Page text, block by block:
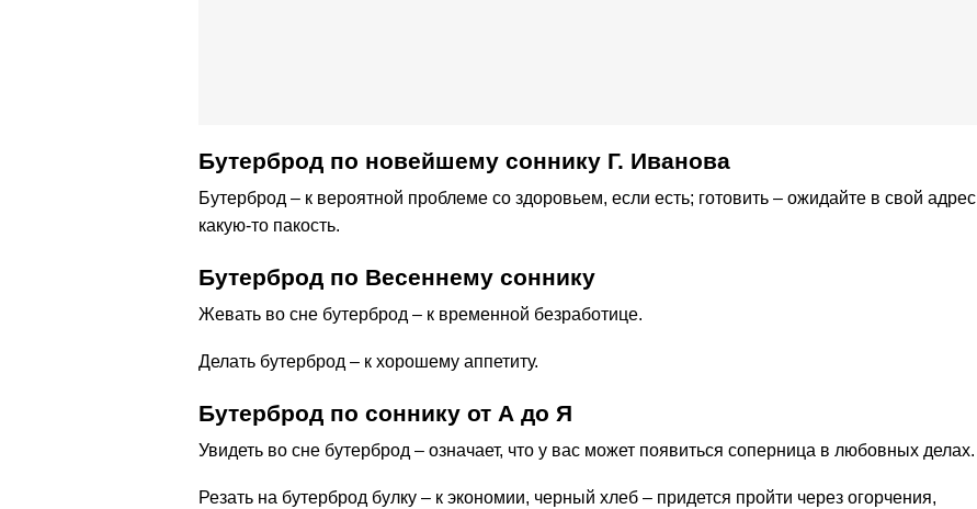
Бутерброд по новейшему соннику Г. Иванова
Бутерброд – к вероятной проблеме со здоровьем, если есть; готовить – ожидайте в свой адрес
какую-то пакость.
Бутерброд по Весеннему соннику
Жевать во сне бутерброд – к временной безработице.
Делать бутерброд – к хорошему аппетиту.
Бутерброд по соннику от А до Я
Увидеть во сне бутерброд – означает, что у вас может появиться соперница в любовных делах.
Резать на бутерброд булку – к экономии, черный хлеб – придется пройти через огорчения,